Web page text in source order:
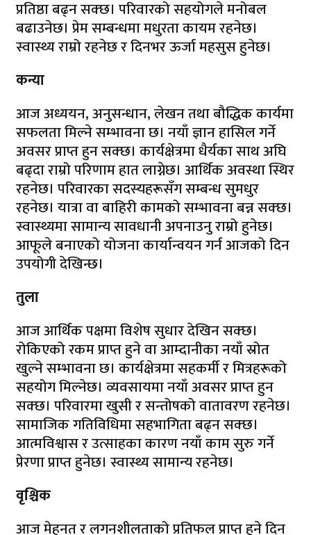
प्रतिष्ठा बढ्न सक्छ। परिवारको सहयोगले मनोबल
बढाउनेछ। प्रेम सम्बन्धमा मधुरता कायम रहनेछ।
स्वास्थ्य राम्रो रहनेछ र दिनभर ऊर्जा महसुस हुनेछ।
कन्या
आज अध्ययन, अनुसन्धान, लेखन तथा बौद्धिक कार्यमा
सफलता मिल्ने सम्भावना छ। नयाँ ज्ञान हासिल गर्ने
अवसर प्राप्त हुन सक्छ। कार्यक्षेत्रमा धैर्यका साथ अघि
बढ्दा राम्रो परिणाम हात लाग्नेछ। आर्थिक अवस्था स्थिर
रहनेछ। परिवारका सदस्यहरूसँग सम्बन्ध सुमधुर
रहनेछ। यात्रा वा बाहिरी कामको सम्भावना बन्न सक्छ।
स्वास्थ्यमा सामान्य सावधानी अपनाउनु राम्रो हुनेछ।
आफूले बनाएको योजना कार्यान्वयन गर्न आजको दिन
उपयोगी देखिन्छ।
तुला
आज आर्थिक पक्षमा विशेष सुधार देखिन सक्छ।
रोकिएको रकम प्राप्त हुने वा आम्दानीका नयाँ स्रोत
खुल्ने सम्भावना छ। कार्यक्षेत्रमा सहकर्मी र मित्रहरूको
सहयोग मिल्नेछ। व्यवसायमा नयाँ अवसर प्राप्त हुन
सक्छ। परिवारमा खुसी र सन्तोषको वातावरण रहनेछ।
सामाजिक गतिविधिमा सहभागिता बढ्न सक्छ।
आत्मविश्वास र उत्साहका कारण नयाँ काम सुरु गर्ने
प्रेरणा प्राप्त हुनेछ। स्वास्थ्य सामान्य रहनेछ।
वृश्चिक
आज मेहनत र लगनशीलताको प्रतिफल प्राप्त हुने दिन